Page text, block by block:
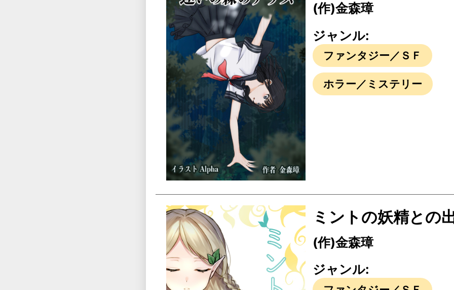
(作)金森璋
ジャンル:
ファンタジー／ＳＦ
ホラー／ミステリー
ミントの妖精との
(作)金森璋
ジャンル: